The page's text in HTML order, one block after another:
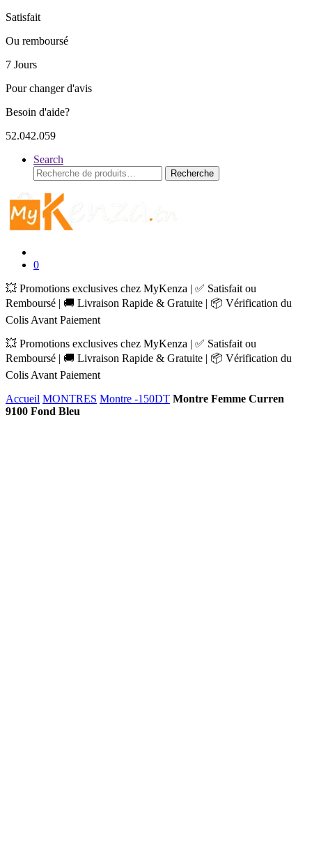
Satisfait
Ou remboursé
7 Jours
Pour changer d'avis
Besoin d'aide?
52.042.059
Search
Recherche
pour :
Recherche
0
💥 Promotions exclusives chez MyKenza | ✅ Satisfait ou
Remboursé | 🚚 Livraison Rapide & Gratuite | 📦 Vérification du
Colis Avant Paiement
💥 Promotions exclusives chez MyKenza | ✅ Satisfait ou
Remboursé | 🚚 Livraison Rapide & Gratuite | 📦 Vérification du
Colis Avant Paiement
Accueil MONTRES Montre -150DT Montre Femme Curren
9100 Fond Bleu